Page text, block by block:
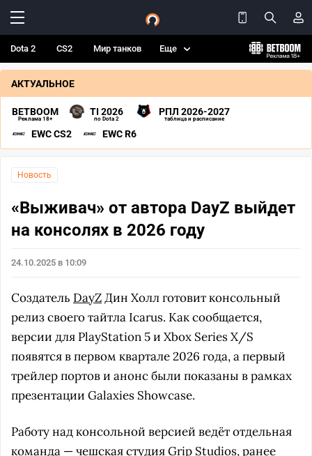
Dota 2 CS2 Мир танков Еще
АКТУАЛЬНОЕ
BETBOOM
Реклама 18+
TI 2026
по Dota 2
РПЛ 2026-2027
таблица и расписание
EWC CS2 EWC R6
Новость
«Выживач» от автора DayZ выйдет
на консолях в 2026 году
24.10.2025 в 10:09
Создатель DayZДин Холл готовит консольный
релиз своего тайтла Icarus. Как сообщается,
версии для PlayStation 5 и Xbox Series X/S
появятся в первом квартале 2026 года, а первый
трейлер портов и анонс были показаны в рамках
презентации Galaxies Showcase.
Работу над консольной версией ведёт отдельная
команда — чешская студия Grip Studios, ранее